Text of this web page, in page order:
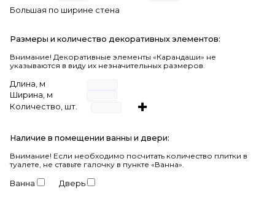
Большая по ширине стена
Размеры и количество декоративных элементов:
Внимание! Декоративные элементы «Карандаши» не
указываются в виду их незначительных размеров.
Длина, м
Ширина, м
Количество, шт.
Наличие в помещении ванны и двери:
Внимание! Если необходимо посчитать количество плитки в
туалете, не ставьте галочку в пункте «Ванна».
Ванна Дверь